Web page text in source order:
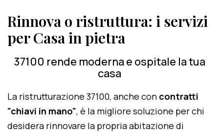
Rinnova o ristruttura: i servizi
per Casa in pietra
37100 rende moderna e ospitale la tua
casa
La ristrutturazione 37100, anche con contratti
"chiavi in mano", è la migliore soluzione per chi
desidera rinnovare la propria abitazione di